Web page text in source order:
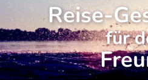
Reise-
für